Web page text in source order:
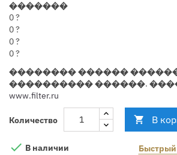
�������
0?
0?
0?
0?
�������� ������
���������� ������.
www.filter.ru
Количество  В
 В наличии Быстрый